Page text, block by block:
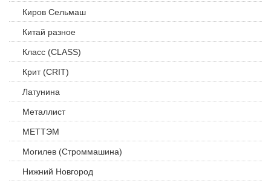
Киров Сельмаш
Китай разное
Класс (CLASS)
Крит (CRIT)
Латунина
Металлист
МЕТТЭМ
Могилев (Строммашина)
Нижний Новгород